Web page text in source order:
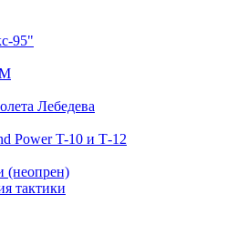
95"
Лебедева
Power T-10 и Т-12
(неопрен)
тактики